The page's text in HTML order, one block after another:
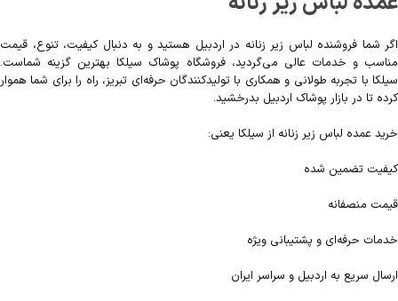
اگر شما فروشنده لباس زیر زنانه در اردبیل هستید و به دنبال کیفیت، تنوع، قیمت
مناسب و خدمات عالی می‌گردید، فروشگاه پوشاک سیلکا بهترین گزینه شماست.
سیلکا با تجربه طولانی و همکاری با تولیدکنندگان حرفه‌ای تبریز، راه را برای شما هموار
کرده تا در بازار پوشاک اردبیل بدرخشید.
خرید عمده لباس زیر زنانه از سیلکا یعنی:
کیفیت تضمین شده
قیمت منصفانه
خدمات حرفه‌ای و پشتیبانی ویژه
ارسال سریع به اردبیل و سراسر ایران